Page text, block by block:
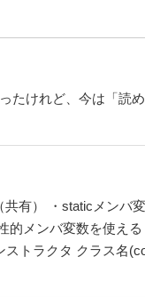
たけれど、今は「読
有） ・staticメンバ
メンバ変数を使え
ストラクタ クラス